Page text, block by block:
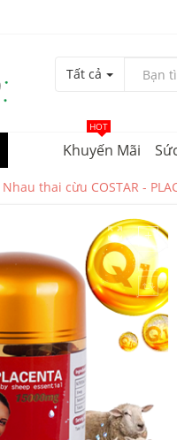
Tất cả
Khuyến Mãi
HOT
Nhau thai cừu COSTAR -